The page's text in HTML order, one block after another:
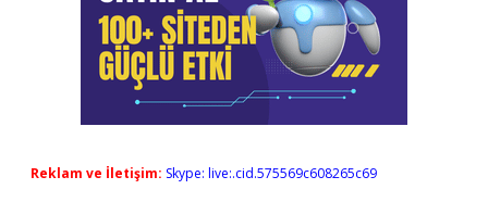
Reklam ve İletişim: Skype: live:.cid.575569c608265c69